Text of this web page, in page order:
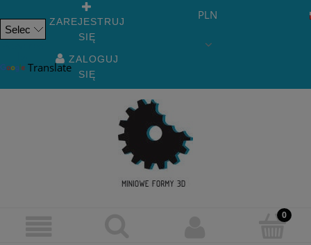
Translate
ZAREJESTRUJ
SIĘ
ZALOGUJ
SIĘ
PLN